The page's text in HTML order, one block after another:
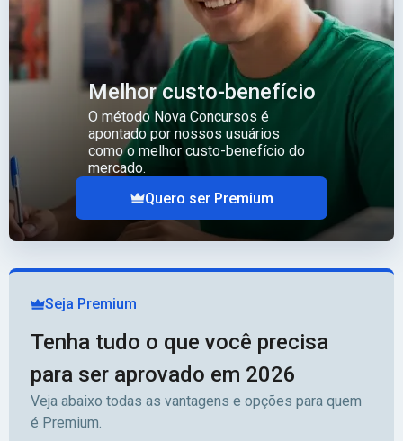
Melhor custo-benefício
O método Nova Concursos é
apontado por nossos usuários
como o melhor custo-benefício do
mercado.
Quero ser Premium
Seja Premium
Tenha tudo o que você precisa
para ser aprovado em 2026
Veja abaixo todas as vantagens e opções para quem
é Premium.